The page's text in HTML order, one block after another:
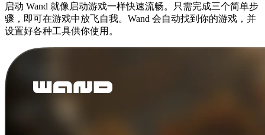
启动 Wand 就像启动游戏一样快速流畅。只需完成三个简单步
骤，即可在游戏中放飞自我。Wand 会自动找到你的游戏，并
设置好各种工具供你使用。